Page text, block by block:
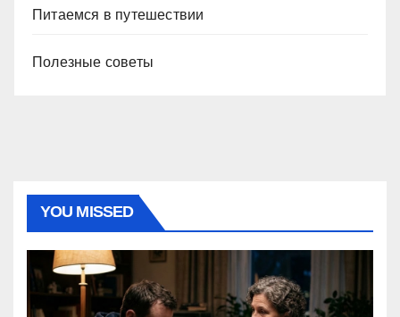
Питаемся в путешествии
Полезные советы
YOU MISSED